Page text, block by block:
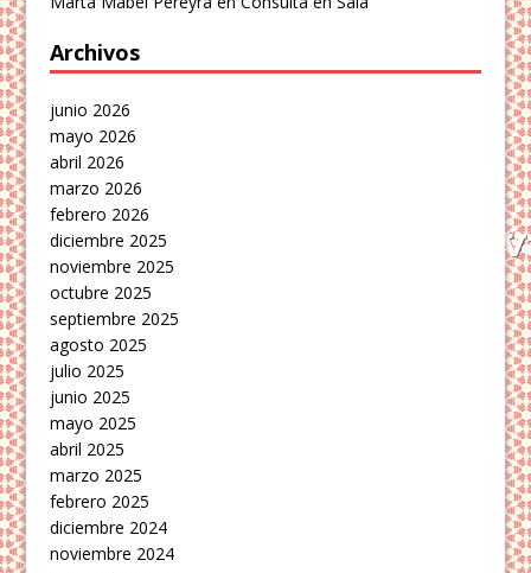
Archivos
junio 2026
mayo 2026
abril 2026
marzo 2026
febrero 2026
diciembre 2025
noviembre 2025
octubre 2025
septiembre 2025
agosto 2025
julio 2025
junio 2025
mayo 2025
abril 2025
marzo 2025
febrero 2025
diciembre 2024
noviembre 2024